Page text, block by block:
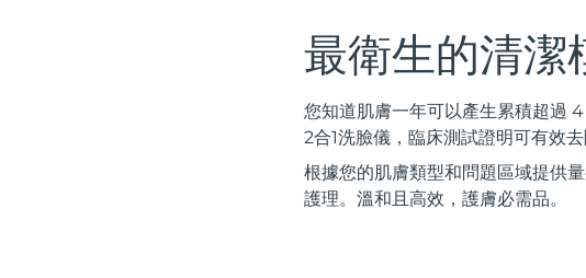
最衛生的清潔
您知道肌膚一年可以產生累積超過
2合1洗臉儀，臨床測試證明可有效
根據您的肌膚類型和問題區域提供
護理。溫和且高效，護膚必需品。